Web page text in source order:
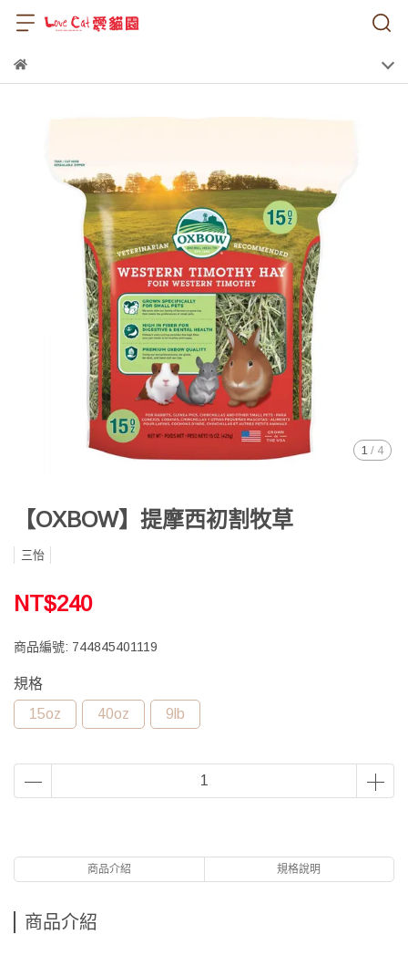
1 / 4
【OXBOW】提摩西初割牧草
三怡
NT$240
商品編號: 744845401119
規格
15oz
40oz 9lb
商品介紹 規格說明
商品介紹